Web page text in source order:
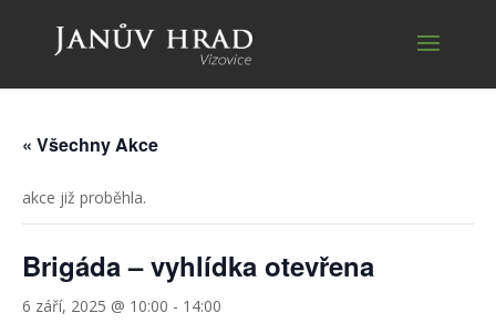
« Všechny Akce
akce již proběhla.
Brigáda – vyhlídka otevřena
6 září, 2025 @ 10:00 - 14:00